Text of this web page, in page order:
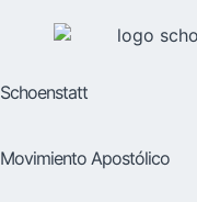
Schoenstatt
Movimiento Apostólico